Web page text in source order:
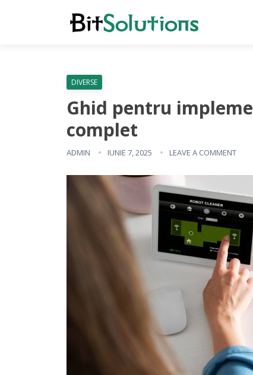
DIVERSE
Ghid pentru
complet
ADMIN IUNIE 7, 2025 LEAVE A COMMENT